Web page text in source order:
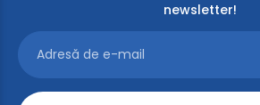
newsletter!